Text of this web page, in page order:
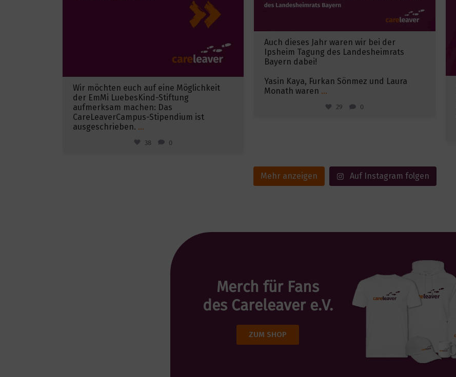
Wir möchten euch auf eine Möglichkeit
der EmMi LuebesKind-Stiftung
aufmerksam machen: Das
CareLeaverCampus-Stipendium ist
ausgeschrieben. ...
38 0
Auch dieses Jahr waren wir bei der
Ipsheim Tagung des Landesheimrats
Bayern dabei!
Yasin Kaya, Furkan Sönmez und Laura
Monath waren ...
29 0
Mehr anzeigen Auf Instagram folgen
Merch für Fans
des Careleaver e.V.
ZUM SHOP